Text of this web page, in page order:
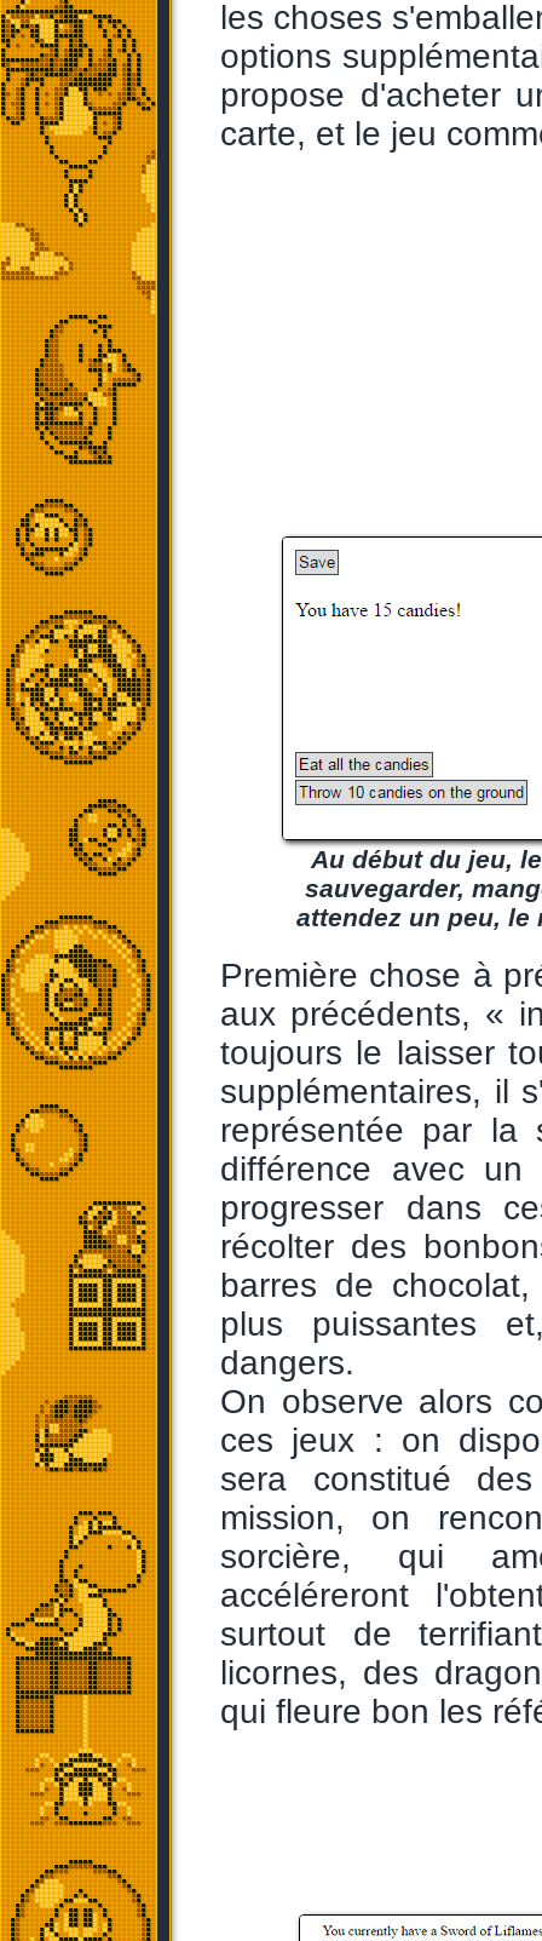
les choses
options
propose d'acheter
carte, et le jeu
Au début du jeu,
sauvegarder,
attendez un peu, le
Première chose à
aux précédents, «
toujours le laisser
supplémentaires, il
représentée par la
différence avec
progresser dans
récolter des
barres de
plus puissantes
dangers.
On observe alors
ces jeux : on
sera constitué
mission, on
sorcière, qui
accéléreront
surtout de
licornes, des
qui fleure bon les